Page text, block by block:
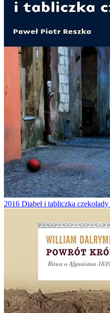
2016 Diabeł i tabliczka czekolady